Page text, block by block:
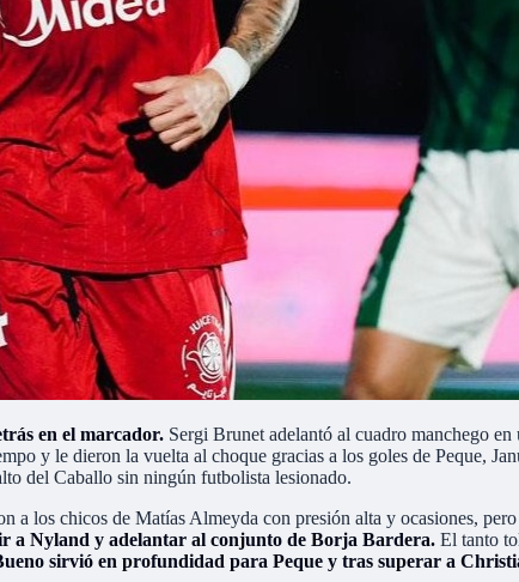
en el marcador. Sergi Brunet adelantó al cuadro manchego
y le dieron la vuelta al choque gracias a los goles de Peque,
del Caballo sin ningún futbolista lesionado.
los chicos de Matías Almeyda con presión alta y ocasiones,
a Nyland y adelantar al conjunto de Borja Bardera. El tanto
sirvió en profundidad para Peque y tras superar a